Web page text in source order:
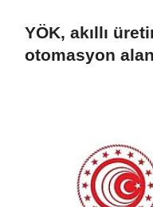
YÖK, akıllı
otomasyon